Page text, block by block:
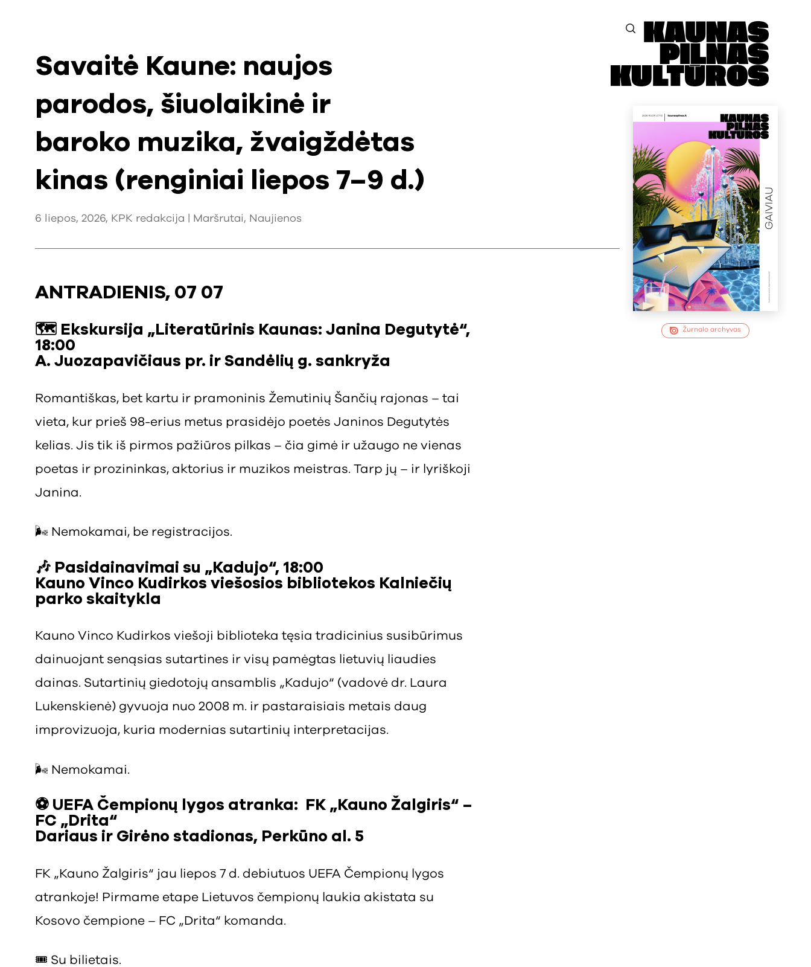
Žurnalo archyvas
Savaitė Kaune: naujos
parodos, šiuolaikinė ir
baroko muzika, žvaigždėtas
kinas (renginiai liepos 7–9 d.)
6 liepos, 2026, KPK redakcija | Maršrutai, Naujienos
ANTRADIENIS, 07 07
🗺️ Ekskursija „Literatūrinis Kaunas: Janina Degutytė“,
18:00
A. Juozapavičiaus pr. ir Sandėlių g. sankryža
Romantiškas, bet kartu ir pramoninis Žemutinių Šančių rajonas – tai
vieta, kur prieš 98-erius metus prasidėjo poetės Janinos Degutytės
kelias. Jis tik iš pirmos pažiūros pilkas – čia gimė ir užaugo ne vienas
poetas ir prozininkas, aktorius ir muzikos meistras. Tarp jų – ir lyriškoji
Janina.
🌬️ Nemokamai, be registracijos.
🎶 Pasidainavimai su „Kadujo“, 18:00
Kauno Vinco Kudirkos viešosios bibliotekos Kalniečių
parko skaitykla
Kauno Vinco Kudirkos viešoji biblioteka tęsia tradicinius susibūrimus
dainuojant senąsias sutartines ir visų pamėgtas lietuvių liaudies
dainas. Sutartinių giedotojų ansamblis „Kadujo“ (vadovė dr. Laura
Lukenskienė) gyvuoja nuo 2008 m. ir pastaraisiais metais daug
improvizuoja, kuria modernias sutartinių interpretacijas.
🌬️ Nemokamai.
⚽ UEFA Čempionų lygos atranka: FK „Kauno Žalgiris“ –
FC „Drita“
Dariaus ir Girėno stadionas, Perkūno al. 5
FK „Kauno Žalgiris“ jau liepos 7 d. debiutuos UEFA Čempionų lygos
atrankoje! Pirmame etape Lietuvos čempionų laukia akistata su
Kosovo čempione – FC „Drita“ komanda.
🎟️ Su bilietais.